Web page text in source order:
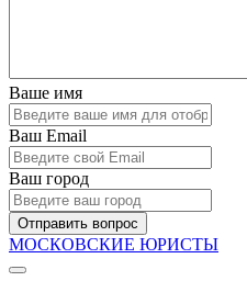
Ваше имя
Ваш Email
Ваш город
Отправить вопрос
МОСКОВСКИЕ ЮРИСТЫ